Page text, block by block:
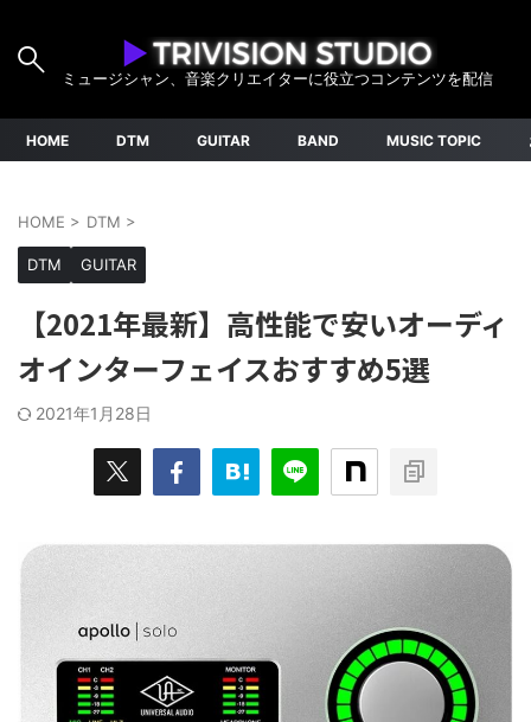
ミュージシャン、音楽クリエイターに役立つコンテンツを配信
HOME DTM GUITAR BAND MUSIC TOPIC
HOME > DTM >
DTM GUITAR
【2021年最新】高性能で安いオーディ
オインターフェイスおすすめ5選
2021年1月28日